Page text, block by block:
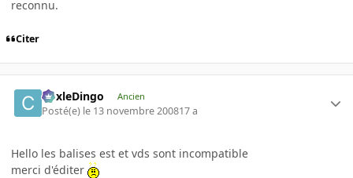
reconnu.
Citer
CoxleDingo Ancien
Posté(e) le 13 novembre 200817 a
Hello les balises est et vds sont incompatible
merci d'éditer